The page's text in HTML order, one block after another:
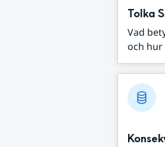
Tolka
Vad
och hur